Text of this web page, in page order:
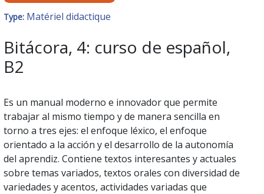
Type: Matériel didactique
Bitácora, 4: curso de español,
B2
Es un manual moderno e innovador que permite
trabajar al mismo tiempo y de manera sencilla en
torno a tres ejes: el enfoque léxico, el enfoque
orientado a la acción y el desarrollo de la autonomía
del aprendiz. Contiene textos interesantes y actuales
sobre temas variados, textos orales con diversidad de
variedades y acentos, actividades variadas que